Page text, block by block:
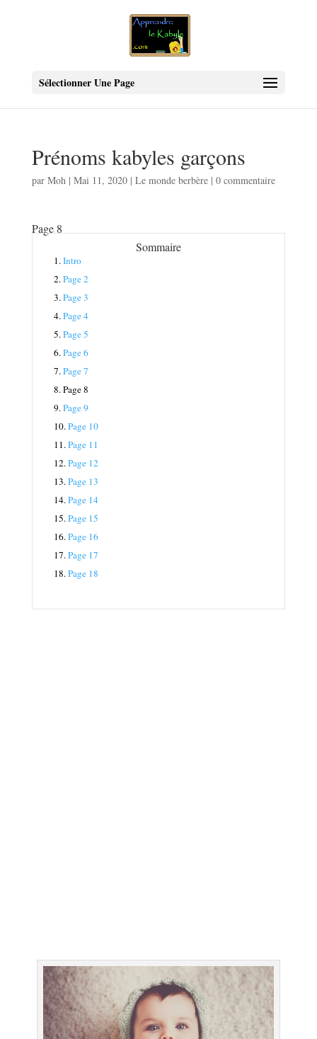
Sélectionner Une Page
Prénoms kabyles garçons
par Moh| Mai 11, 2020| Le monde berbère| 0 commentaire
Page 8
Sommaire
1.Intro
2.Page 2
3.Page 3
4.Page 4
5.Page 5
6.Page 6
7.Page 7
8.Page 8
9.Page 9
10.Page 10
11.Page 11
12.Page 12
13.Page 13
14.Page 14
15.Page 15
16.Page 16
17.Page 17
18.Page 18